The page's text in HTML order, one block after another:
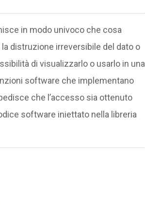
in modo univoco che cosa
distruzione irreversibile del dato o
di visualizzarlo o usarlo in una
software che implementano
che l’accesso sia ottenuto
software iniettato nella libreria